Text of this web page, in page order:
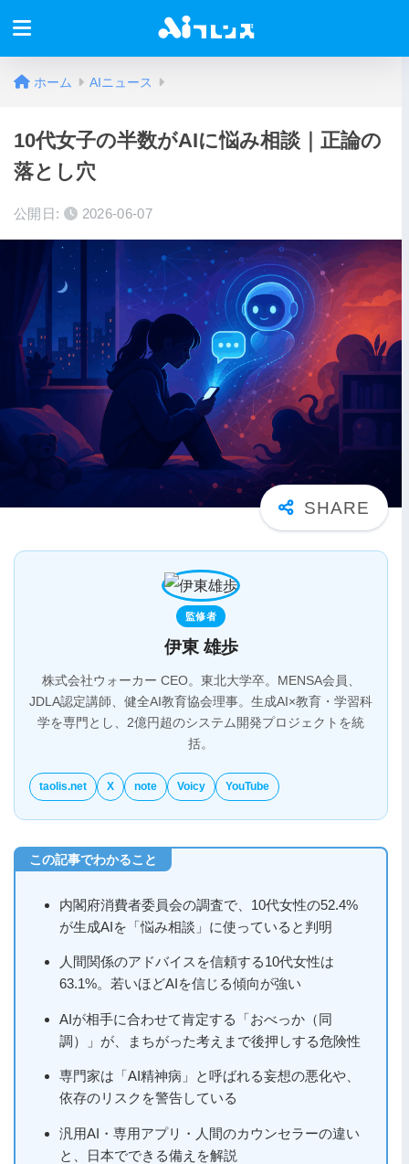
ホーム AIニュース
10代女子の半数がAIに悩み相談｜正論の
落とし穴
公開日: 2026-06-07
監修者
伊東 雄歩
株式会社ウォーカー CEO。東北大学卒。MENSA会員、
JDLA認定講師、健全AI教育協会理事。生成AI×教育・学習科
学を専門とし、2億円超のシステム開発プロジェクトを統
括。
taolis.net X note Voicy YouTube
内閣府消費者委員会の調査で、10代女性の52.4%
が生成AIを「悩み相談」に使っていると判明
人間関係のアドバイスを信頼する10代女性は
63.1%。若いほどAIを信じる傾向が強い
AIが相手に合わせて肯定する「おべっか（同
調）」が、まちがった考えまで後押しする危険性
専門家は「AI精神病」と呼ばれる妄想の悪化や、
依存のリスクを警告している
汎用AI・専用アプリ・人間のカウンセラーの違い
と、日本でできる備えを解説